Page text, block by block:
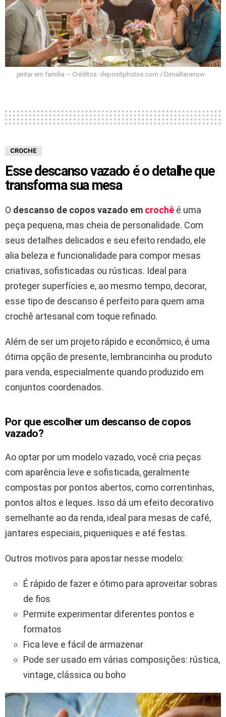
jantar em família – Créditos: depositphotos.com / DimaBaranow
CROCHE
Esse descanso vazado é o detalhe que
transforma sua mesa
O descanso de copos vazado em crochê é uma
peça pequena, mas cheia de personalidade. Com
seus detalhes delicados e seu efeito rendado, ele
alia beleza e funcionalidade para compor mesas
criativas, sofisticadas ou rústicas. Ideal para
proteger superfícies e, ao mesmo tempo, decorar,
esse tipo de descanso é perfeito para quem ama
crochê artesanal com toque refinado.
Além de ser um projeto rápido e econômico, é uma
ótima opção de presente, lembrancinha ou produto
para venda, especialmente quando produzido em
conjuntos coordenados.
Por que escolher um descanso de copos
vazado?
Ao optar por um modelo vazado, você cria peças
com aparência leve e sofisticada, geralmente
compostas por pontos abertos, como correntinhas,
pontos altos e leques. Isso dá um efeito decorativo
semelhante ao da renda, ideal para mesas de café,
jantares especiais, piqueniques e até festas.
Outros motivos para apostar nesse modelo:
É rápido de fazer e ótimo para aproveitar sobras
de fios
Permite experimentar diferentes pontos e
formatos
Fica leve e fácil de armazenar
Pode ser usado em várias composições: rústica,
vintage, clássica ou boho